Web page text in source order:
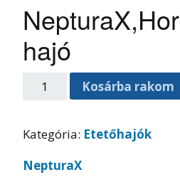
hajó
Kosárba rakom
Kategória: Etetőhajók
NepturaX